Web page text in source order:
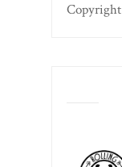
Copyright